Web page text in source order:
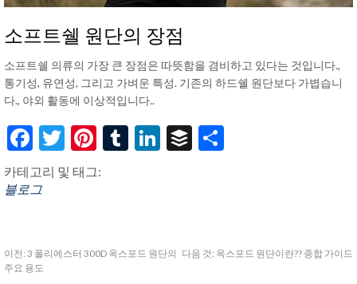
소프트쉘 원단의 장점
소프트쉘 의류의 가장 큰 장점은 따뜻함을 겸비하고 있다는 것입니다.,
통기성, 유연성, 그리고 가벼운 특성. 기존의 하드쉘 원단보다 가볍습니
다., 야외 활동에 이상적입니다..
Facebook
Twitter
Pinterest
Tumblr
LinkedIn
Buffer
카테고리 및 태그:
블로그
이전: 3 폴리에스터 300D 옥스포드 원단의
주요 용도
다음 것: 옥스포드 원단이란?? 종합 가이드